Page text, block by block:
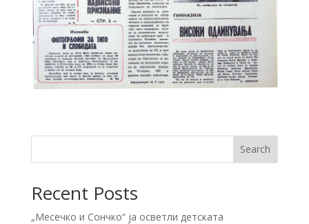
Search
Recent Posts
„Месечко и Сончко“ ја осветли детската